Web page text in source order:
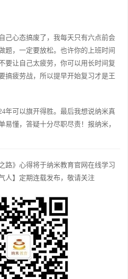
己心态搞废了，我每天只有六点前会
题，一定要放松。也许你的上班时间
要让自己太疲劳，你可以用长时间复
搞疲劳战，所以提早开始复习才是王
年可以旗开得胜。最后我想说纳米真
易懂，答疑十分尽职尽责！报纳米，
路》心得将于纳米教育官网在线学习
人】定期连载发布，敬请关注